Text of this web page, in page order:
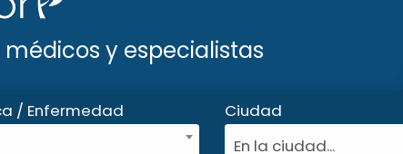
y especialistas
/ Enfermedad
Ciudad
En la ciudad...